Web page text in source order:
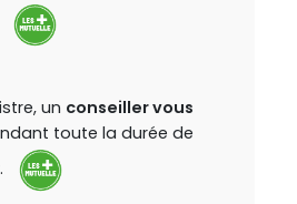
un conseiller vous
toute la durée de